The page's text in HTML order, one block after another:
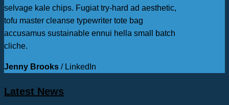
selvage kale chips. Fugiat try-hard ad aesthetic,
tofu master cleanse typewriter tote bag
accusamus sustainable ennui hella small batch
cliche.
Jenny Brooks / LinkedIn
Latest News